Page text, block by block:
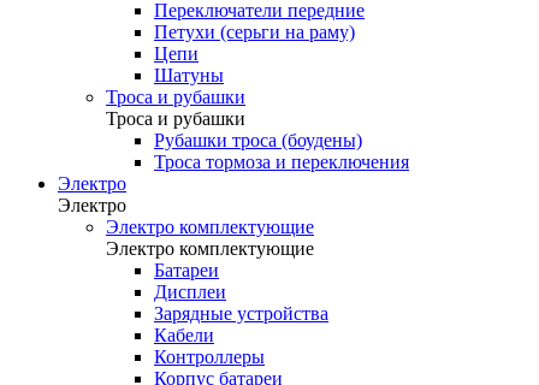
Переключатели передние
Петухи (серьги на раму)
Цепи
Шатуны
Троса и рубашки
Троса и рубашки
Рубашки троса (боудены)
Троса тормоза и переключения
Электро
Электро
Электро комплектующие
Электро комплектующие
Батареи
Дисплеи
Зарядные устройства
Кабели
Контроллеры
Корпус батареи